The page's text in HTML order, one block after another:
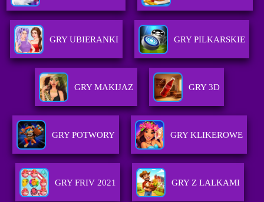
GRY UBIERANKI GRY PILKARSKIE
GRY MAKIJAZ GRY 3D
GRY POTWORY GRY KLIKEROWE
GRY FRIV 2021 GRY Z LALKAMI